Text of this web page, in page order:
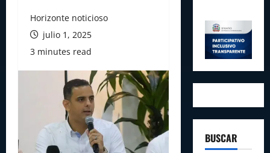
Horizonte noticioso
julio 1, 2025
3 minutes read
BUSCAR